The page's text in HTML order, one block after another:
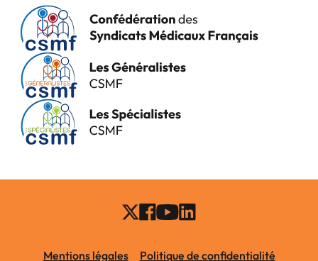
Mentions légales Politique de confidentialité